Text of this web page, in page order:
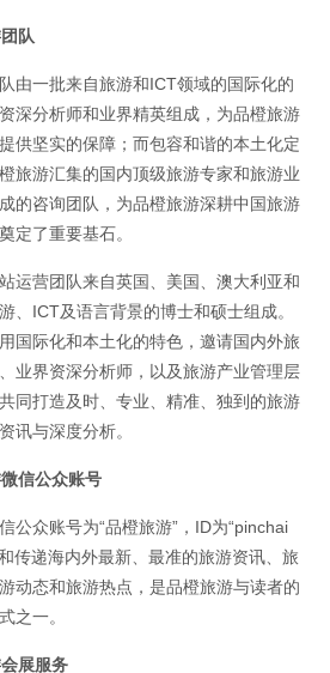
队
由一批来自旅游和ICT领域的国际化的
深分析师和业界精英组成，为品橙旅游
供坚实的保障；而包容和谐的本土化定
旅游汇集的国内顶级旅游专家和旅游业
的咨询团队，为品橙旅游深耕中国旅游
定了重要基石。
运营团队来自英国、美国、澳大利亚和
、ICT及语言背景的博士和硕士组成。
国际化和本土化的特色，邀请国内外旅
业界资深分析师，以及旅游产业管理层
同打造及时、专业、精准、独到的旅游
讯与深度分析。
信公众账号
公众账号为“品橙旅游”，ID为“pinchai
传递海内外最新、最准的旅游资讯、旅
动态和旅游热点，是品橙旅游与读者的
之一。
展服务